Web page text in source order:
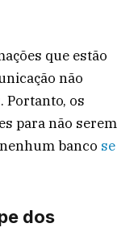
que estão
não
Portanto, os
para não serem
banco se
dos